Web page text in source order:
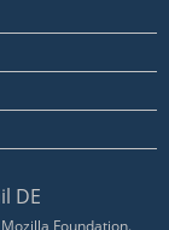
DE
Foundation.